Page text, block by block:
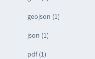
geojson (1)
json (1)
pdf (1)